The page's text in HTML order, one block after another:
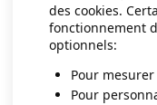
des cookies.
fonctionnement
optionnels:
Pour
Pour